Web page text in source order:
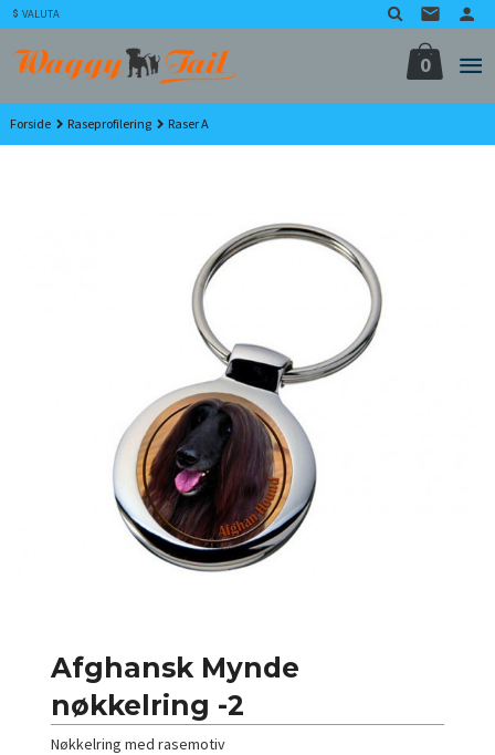
Gå
til
innholdet
VALUTA
0
Forside Raseprofilering Raser A
Afghansk Mynde
nøkkelring -2
Nøkkelring med rasemotiv